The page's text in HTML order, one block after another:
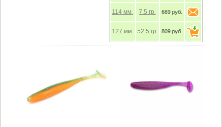
114 мм. 7.5 гр. 669 руб.
127 мм. 52.5 гр. 809 руб.